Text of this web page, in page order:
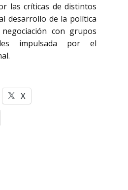
las críticas de distintos
desarrollo de la política
con grupos
impulsada por el
X